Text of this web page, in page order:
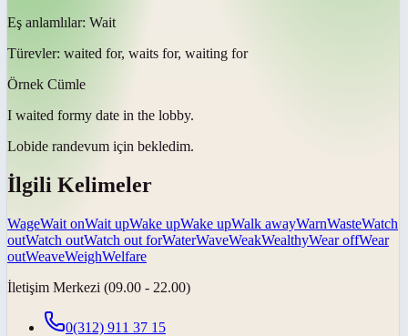
Eş anlamlılar: Wait
Türevler: waited for, waits for, waiting for
Örnek Cümle
I waited formy date in the lobby.
Lobide randevum için bekledim.
İlgili Kelimeler
WageWait onWait upWake upWake upWalk awayWarnWasteWatch
outWatch outWatch out forWaterWaveWeakWealthyWear offWear
outWeaveWeighWelfare
İletişim Merkezi (09.00 - 22.00)
0(312) 911 37 15